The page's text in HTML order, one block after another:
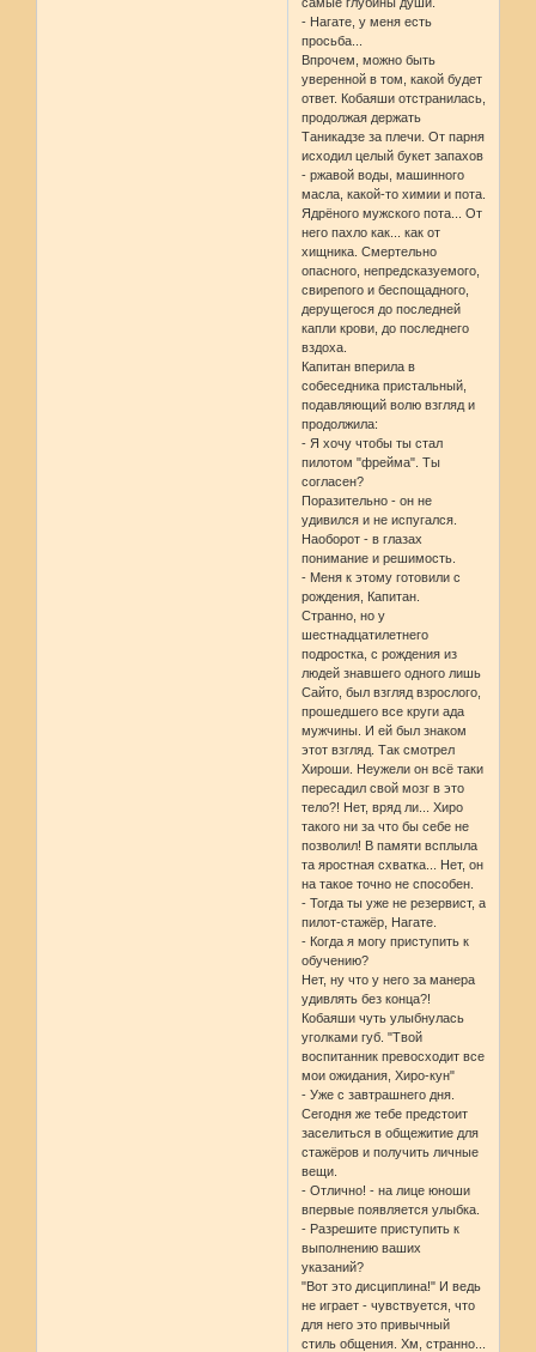
- Нагате, у меня есть
просьба...
Впрочем, можно быть
уверенной в том, какой будет
ответ. Кобаяши отстранилась,
продолжая держать
Таникадзе за плечи. От парня
исходил целый букет запахов
- ржавой воды, машинного
масла, какой-то химии и пота.
Ядрёного мужского пота... От
него пахло как... как от
хищника. Смертельно
опасного, непредсказуемого,
свирепого и беспощадного,
дерущегося до последней
капли крови, до последнего
вздоха.
Капитан вперила в
собеседника пристальный,
подавляющий волю взгляд и
продолжила:
- Я хочу чтобы ты стал
пилотом "фрейма". Ты
согласен?
Поразительно - он не
удивился и не испугался.
Наоборот - в глазах
понимание и решимость.
- Меня к этому готовили с
рождения, Капитан.
Странно, но у
шестнадцатилетнего
подростка, с рождения из
людей знавшего одного лишь
Сайто, был взгляд взрослого,
прошедшего все круги ада
мужчины. И ей был знаком
этот взгляд. Так смотрел
Хироши. Неужели он всё таки
пересадил свой мозг в это
тело?! Нет, вряд ли... Хиро
такого ни за что бы себе не
позволил! В памяти всплыла
та яростная схватка... Нет, он
на такое точно не способен.
- Тогда ты уже не резервист, а
пилот-стажёр, Нагате.
- Когда я могу приступить к
обучению?
Нет, ну что у него за манера
удивлять без конца?!
Кобаяши чуть улыбнулась
уголками губ. "Твой
воспитанник превосходит все
мои ожидания, Хиро-кун"
- Уже с завтрашнего дня.
Сегодня же тебе предстоит
заселиться в общежитие для
стажёров и получить личные
вещи.
- Отлично! - на лице юноши
впервые появляется улыбка.
- Разрешите приступить к
выполнению ваших
указаний?
"Вот это дисциплина!" И ведь
не играет - чувствуется, что
для него это привычный
стиль общения. Хм, странно...